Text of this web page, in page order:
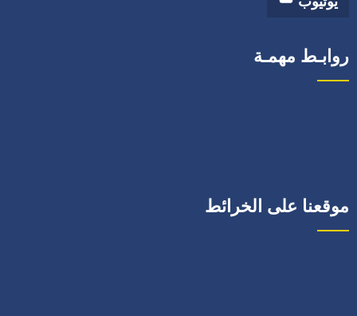
روابـط مهمـة
موقعنا على الخرائط